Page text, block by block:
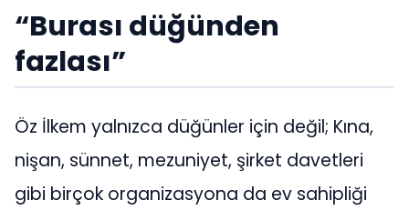
“Burası düğünden
fazlası”
Öz İlkem yalnızca düğünler için değil; Kına,
nişan, sünnet, mezuniyet, şirket davetleri
gibi birçok organizasyona da ev sahipliği